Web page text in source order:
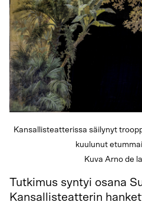
Kansallisteatterissa säilynyt
kuulunut
Kuva Arno de
Tutkimus syntyi osana
Kansallisteatterin